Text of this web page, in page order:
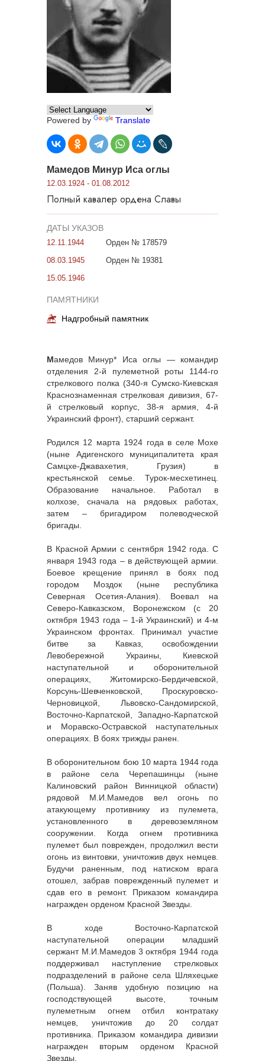
Powered by Translate
Мамедов Минур Иса оглы
12.03.1924 - 01.08.2012
Полный кавалер ордена Славы
ДАТЫ УКАЗОВ
12.11.1944
Орден № 178579
08.03.1945
Орден № 19381
15.05.1946
ПАМЯТНИКИ
Надгробный памятник
Мамедов Минур* Иса оглы — командир
отделения 2-й пулеметной роты 1144-го
стрелкового полка (340-я Сумско-Киевская
Краснознаменная стрелковая дивизия, 67-
й стрелковый корпус, 38-я армия, 4-й
Украинский фронт), старший сержант.
Родился 12 марта 1924 года в селе Мохе
(ныне Адигенского муниципалитета края
Самцхе-Джавахетия, Грузия) в
крестьянской семье. Турок-месхетинец.
Образование начальное. Работал в
колхозе, сначала на рядовых работах,
затем – бригадиром полеводческой
бригады.
В Красной Армии с сентября 1942 года. С
января 1943 года – в действующей армии.
Боевое крещение принял в боях под
городом Моздок (ныне республика
Северная Осетия-Алания). Воевал на
Северо-Кавказском, Воронежском (с 20
октября 1943 года – 1-й Украинский) и 4-м
Украинском фронтах. Принимал участие
битве за Кавказ, освобождении
Левобережной Украины, Киевской
наступательной и оборонительной
операциях, Житомирско-Бердичевской,
Корсунь-Шевченковской, Проскуровско-
Черновицкой, Львовско-Сандомирской,
Восточно-Карпатской, Западно-Карпатской
и Моравско-Остравской наступательных
операциях. В боях трижды ранен.
В оборонительном бою 10 марта 1944 года
в районе села Черепашинцы (ныне
Калиновский район Винницкой области)
рядовой М.И.Мамедов вел огонь по
атакующему противнику из пулемета,
установленного в деревоземляном
сооружении. Когда огнем противника
пулемет был поврежден, продолжил вести
огонь из винтовки, уничтожив двух немцев.
Будучи раненным, под натиском врага
отошел, забрав поврежденный пулемет и
сдав его в ремонт. Приказом командира
награжден орденом Красной Звезды.
В ходе Восточно-Карпатской
наступательной операции младший
сержант М.И.Мамедов 3 октября 1944 года
поддерживал наступление стрелковых
подразделений в районе села Шляхецьке
(Польша). Заняв удобную позицию на
господствующей высоте, точным
пулеметным огнем отбил контратаку
немцев, уничтожив до 20 солдат
противника. Приказом командира дивизии
награжден вторым орденом Красной
Звезды.